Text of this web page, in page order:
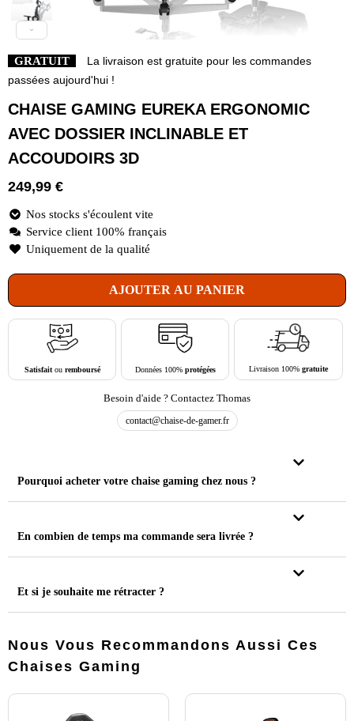
GRATUIT
La livraison est gratuite pour les commandes
passées aujourd'hui !
CHAISE GAMING EUREKA ERGONOMIC
AVEC DOSSIER INCLINABLE ET
ACCOUDOIRS 3D
249,99 €
Nos stocks s'écoulent vite
Service client 100% français
Uniquement de la qualité
AJOUTER AU PANIER
Satisfaitou remboursé Données 100% protégées Livraison 100%gratuite
Besoin d'aide ? Contactez Thomas
contact@chaise-de-gamer.fr
Pourquoi acheter votre chaise gaming chez nous ?
En combien de temps ma commande sera livrée ?
Et si je souhaite me rétracter ?
Nous Vous Recommandons Aussi Ces
Chaises Gaming